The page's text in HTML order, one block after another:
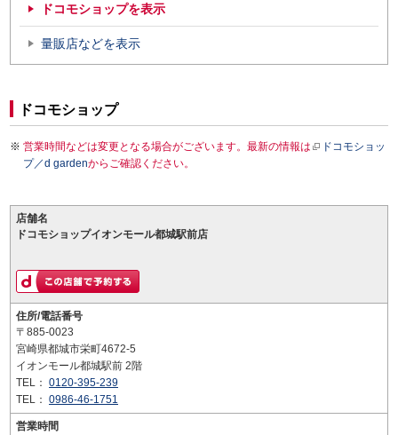
ドコモショップを表示
量販店などを表示
ドコモショップ
営業時間などは変更となる場合がございます。最新の情報は
ドコモショッ
プ／d gardenからご確認ください。
店舗名
ドコモショップイオンモール都城駅前店
住所/電話番号
〒885-0023
宮崎県都城市栄町4672-5
イオンモール都城駅前 2階
TEL： 0120-395-239
TEL： 0986-46-1751
営業時間